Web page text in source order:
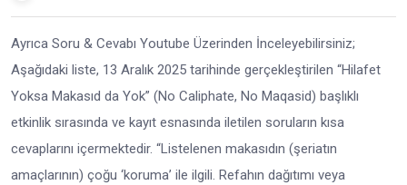
Ayrıca Soru & Cevabı Youtube Üzerinden İnceleyebilirsiniz;
Aşağıdaki liste, 13 Aralık 2025 tarihinde gerçekleştirilen “Hilafet
Yoksa Makasıd da Yok” (No Caliphate, No Maqasid) başlıklı
etkinlik sırasında ve kayıt esnasında iletilen soruların kısa
cevaplarını içermektedir. “Listelenen makasıdın (şeriatın
amaçlarının) çoğu ‘koruma’ ile ilgili. Refahın dağıtımı veya